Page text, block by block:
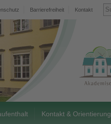
Barrierefreiheit Kontakt
Kontakt & Orientierung